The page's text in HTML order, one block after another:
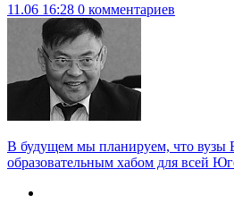
11.06 16:28 0 комментариев
В будущем мы планируем, что вузы
образовательным хабом для всей